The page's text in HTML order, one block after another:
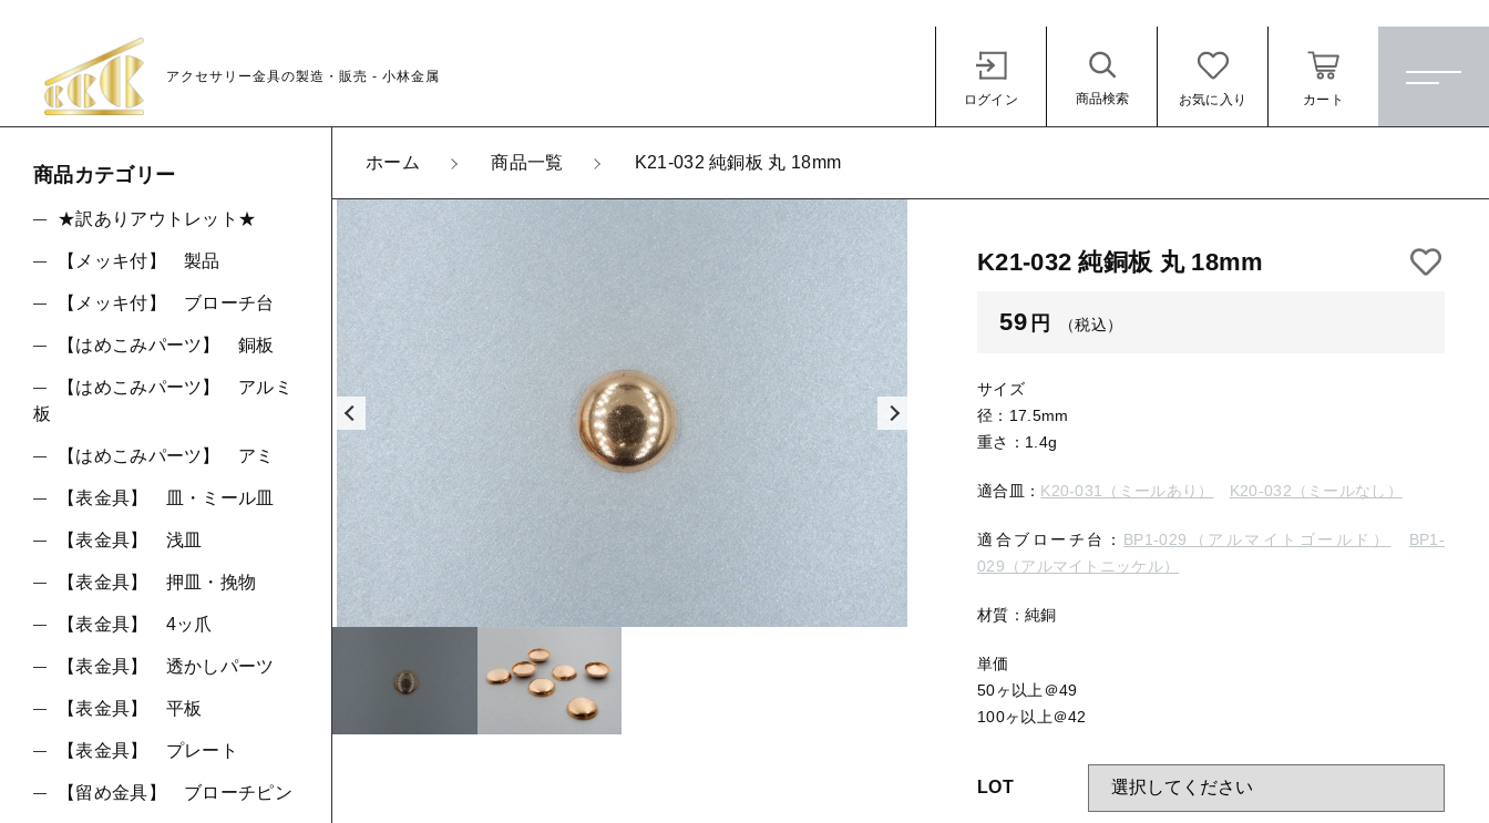
アクセサリー金具の製造・販売 - 小林金属
ログイン
商品検索 お気に入り カート
ホーム 商品一覧 K21-032 純銅板 丸 18mm
K21-032 純銅板 丸 18mm
59 円 （税込）
サイズ
径：17.5mm
重さ：1.4g
適合皿： K20-031（ミールあり） K20-032（ミールなし）
適合ブローチ台： BP1-029（アルマイトゴールド）
BP1-
029 （アルマイトニッケル）
材質：純銅
単価
50ヶ以上＠49
100ヶ以上＠42
LOT
商品カテゴリー
★訳ありアウトレット★
【メッキ付】 製品
【メッキ付】 ブローチ台
【はめこみパーツ】 銅板
【はめこみパーツ】 アルミ
板
【はめこみパーツ】 アミ
【表金具】 皿・ミール皿
【表金具】 浅皿
【表金具】 押皿・挽物
【表金具】 4ッ爪
【表金具】 透かしパーツ
【表金具】 平板
【表金具】 プレート
【留め金具】 ブローチピン
カートに商品を追加しました
K21-032 純銅板 丸 18mm
LOT
数量
ショッピングを続ける カートを確認する
ホーム
【はめこみパーツ】 アミ
【表金具】 皿・ミール皿
【表金具】 平板
【表金具】 プレート
親カテゴリ 子カテゴリ
～
その他
在庫あり セール
並び順